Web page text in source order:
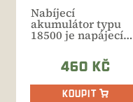
Nabíjecí
akumulátor typu
18500 je napájecí
zdroj kompatibilní s
celou řadou...
460 KČ
KOUPIT